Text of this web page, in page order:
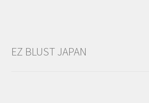
EZ BLUST JAPAN